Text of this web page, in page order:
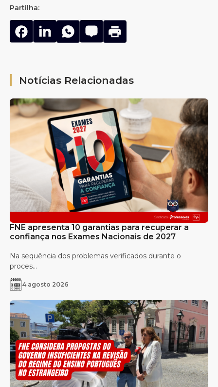
Partilha:
Notícias Relacionadas
FNE apresenta 10 garantias para recuperar a
confiança nos Exames Nacionais de 2027
Na sequência dos problemas verificados durante o
proces...
4 agosto 2026